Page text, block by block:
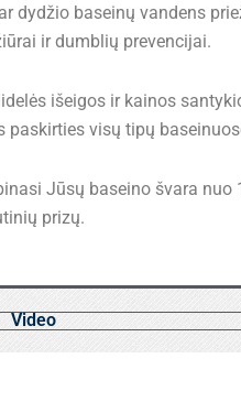
dydžio baseinų vandens
ir dumblių prevencijai.
išeigos ir kainos
visų tipų
Jūsų baseino švara
prizų.
Video